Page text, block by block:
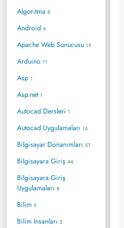
Algoritma 8
Android 6
Apache Web Sunucusu 19
Arduino 11
Asp 1
Asp.net 1
Autocad Dersleri 1
Autocad Uygulamaları 16
Bilgisayar Donanımları 57
Bilgisayara Giriş 44
Bilgisayara Giriş
Uygulamaları 8
Bilim 9
Bilim Insanları 2